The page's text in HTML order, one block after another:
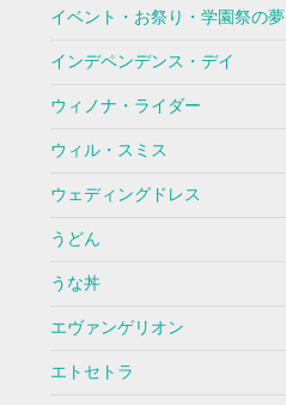
イベント・お祭り・学園祭の夢
インデペンデンス・デイ
ウィノナ・ライダー
ウィル・スミス
ウェディングドレス
うどん
うな丼
エヴァンゲリオン
エトセトラ